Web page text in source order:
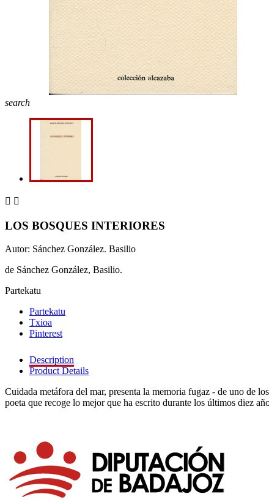
search
 
LOS BOSQUES INTERIORES
Autor: Sánchez González. Basilio
de Sánchez González, Basilio.
Partekatu
Partekatu
Txioa
Pinterest
Description
Product Details
Cuidada metáfora del mar, presenta la memoria fugaz - de uno de
poeta que recoge lo mejor que ha escrito durante los últimos diez